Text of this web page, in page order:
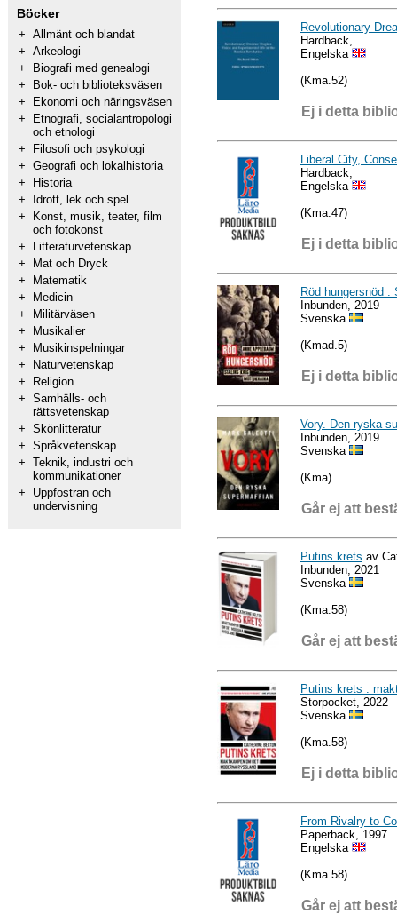
Böcker
+ Allmänt och blandat
+ Arkeologi
+
Biografi med genealogi
+
Bok- och biblioteksväsen
+
Ekonomi och näringsväsen
+
Etnografi, socialantropologi
och etnologi
+
Filosofi och psykologi
+ Geografi och lokalhistoria
+
Historia
+
Idrott, lek och spel
+
Konst, musik, teater, film
och fotokonst
+
Litteraturvetenskap
+
Mat och Dryck
+
Matematik
+
Medicin
+
Militärväsen
+
Musikalier
+
Musikinspelningar
+
Naturvetenskap
+
Religion
+ Samhälls- och
rättsvetenskap
+ Skönlitteratur
+ Språkvetenskap
+ Teknik, industri och
kommunikationer
+
Uppfostran och
undervisning
Revolutionary
Hardback,
Engelska
(Kma.52)
Ej i detta
Liberal City,
Hardback,
Engelska
(Kma.47)
Ej i detta
Röd hungersnöd
Inbunden, 2019
Svenska
(Kmad.5)
Ej i detta
Vory. Den ryska
Inbunden, 2019
Svenska
(Kma)
Går ej att
Putins krets av
Inbunden, 2021
Svenska
(Kma.58)
Går ej att
Putins krets :
Storpocket, 2022
Svenska
(Kma.58)
Ej i detta
From Rivalry to
Paperback, 1997
Engelska
(Kma.58)
Går ej att